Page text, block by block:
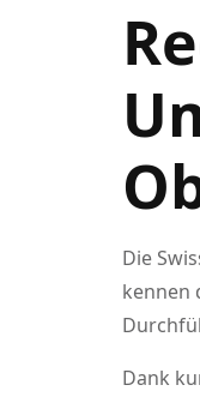
Die
kennen
Dank